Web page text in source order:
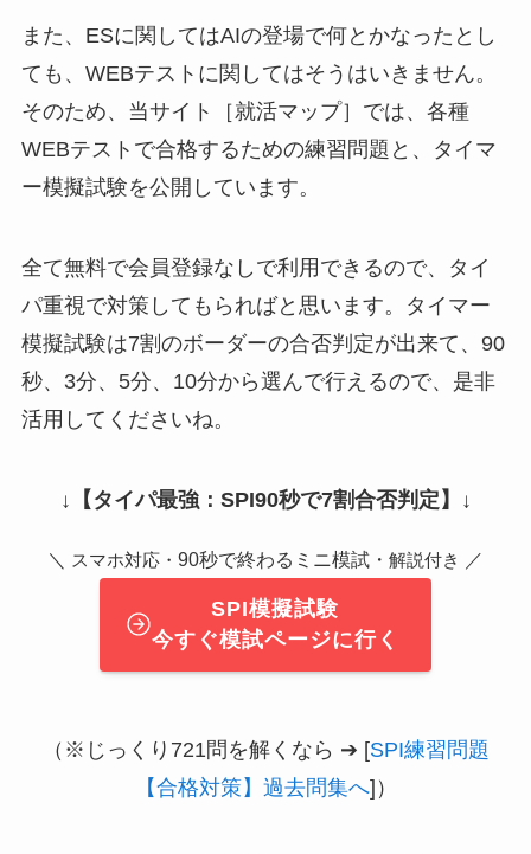
また、ESに関してはAIの登場で何とかなったとし
ても、WEBテストに関してはそうはいきません。
そのため、当サイト［就活マップ］では、各種
WEBテストで合格するための練習問題と、タイマ
ー模擬試験を公開しています。
全て無料で会員登録なしで利用できるので、タイ
パ重視で対策してもらればと思います。タイマー
模擬試験は7割のボーダーの合否判定が出来て、90
秒、3分、5分、10分から選んで行えるので、是非
活用してくださいね。
↓ 【タイパ最強：SPI90秒で7割合否判定】 ↓
＼ スマホ対応・ 90秒で終わるミニ模試・ 解説付き ／
SPI模擬試験
今すぐ模試ページに行く
（※じっくり721問を解くなら ➔ [SPI練習問題
【合格対策】過去問集へ]）